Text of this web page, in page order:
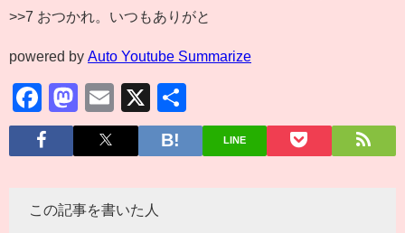
>>7 おつかれ。いつもありがと
powered by Auto Youtube Summarize
Facebook
Mastodon
Email
X
有
LINE
この記事を書いた人